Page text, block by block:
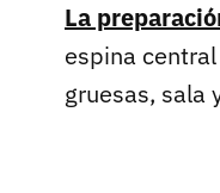
La
espina
gruesas, sala